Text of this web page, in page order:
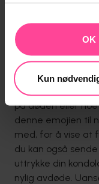
OK
Kun
🥀
Denne emojien
på døden eller
denne emojien til
med, for å vise at
du kan også
uttrykke din
nylig avdøde.